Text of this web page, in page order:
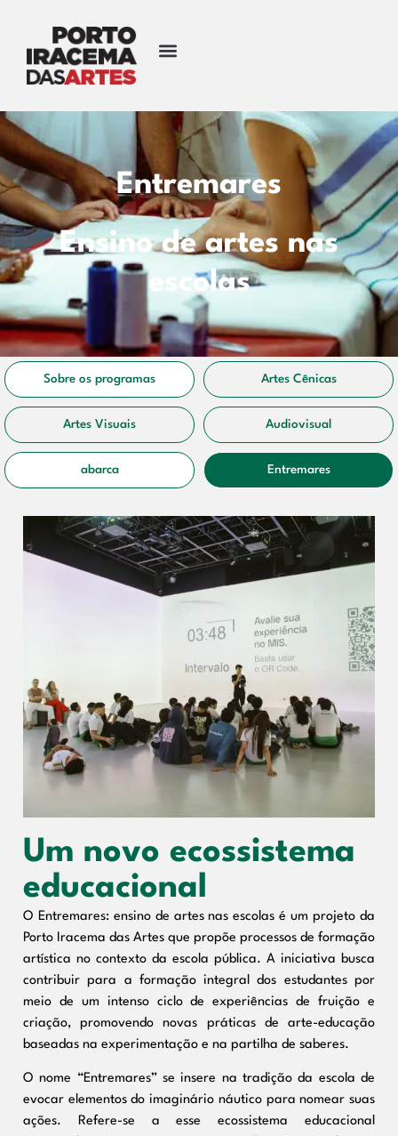
Entremares
Ensino de artes nas
escolas
Sobre os programas Artes Cênicas
Artes Visuais Audiovisual
abarca Entremares
Um novo ecossistema
educacional
O Entremares: ensino de artes nas escolas é um projeto da
Porto Iracema das Artes que propõe processos de formação
artística no contexto da escola pública. A iniciativa busca
contribuir para a formação integral dos estudantes por
meio de um intenso ciclo de experiências de fruição e
criação, promovendo novas práticas de arte-educação
baseadas na experimentação e na partilha de saberes.
O nome “Entremares” se insere na tradição da escola de
evocar elementos do imaginário náutico para nomear suas
ações. Refere-se a esse ecossistema educacional